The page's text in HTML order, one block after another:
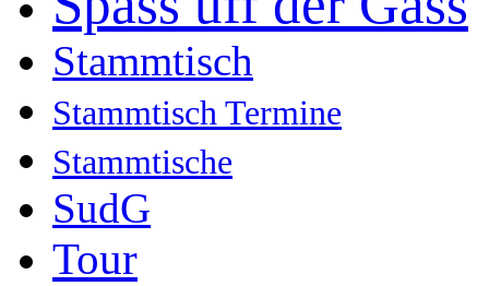
Stammtisch
Stammtisch Termine
Stammtische
SudG
Tour